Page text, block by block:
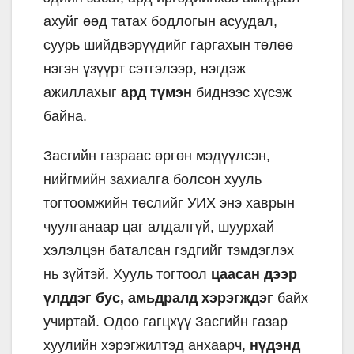
ахуйг өөд татах бодлогын асуудал,
суурь шийдвэрүүдийг гаргахын төлөө
нэгэн үзүүрт сэтгэлээр, нэгдэж
ажиллахыг ард түмэн биднээс хүсэж
байна.
Засгийн газраас өргөн мэдүүлсэн,
нийгмийн захиалга болсон хууль
тогтоомжийн төслийг УИХ энэ хаврын
чуулганаар цаг алдалгүй, шуурхай
хэлэлцэн баталсан гэдгийг тэмдэглэх
нь зүйтэй. Хууль тогтоол цаасан дээр
үлддэг бус, амьдралд хэрэгждэг байх
учиртай. Одоо гагцхүү Засгийн газар
хуулийн хэрэгжилтэд анхаарч, нүдэнд